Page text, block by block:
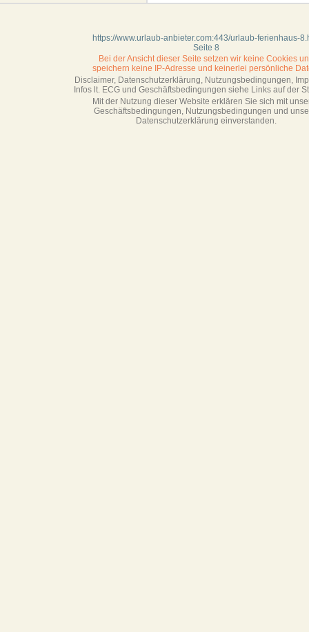
https://www.urlaub-anbieter.com:443/urlaub-ferienhaus-
Seite 8
Bei der Ansicht dieser Seite setzen wir keine Cookies
speichern keine IP-Adresse und keinerlei persönliche
Disclaimer, Datenschutzerklärung, Nutzungsbedingungen,
Infos lt. ECG und Geschäftsbedingungen siehe Links auf der
Mit der Nutzung dieser Website erklären Sie sich mit
Geschäftsbedin­gungen, Nutzungsbedingungen und
Datenschutzerklärung einverstanden.